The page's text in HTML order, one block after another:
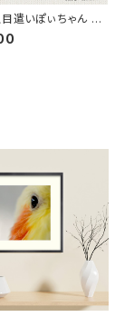
遣いぽぃちゃん 写
＋マット付 【B_0012